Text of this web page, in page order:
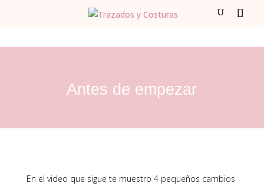
Antes de empezar
En el video que sigue te muestro 4 pequeños cambios